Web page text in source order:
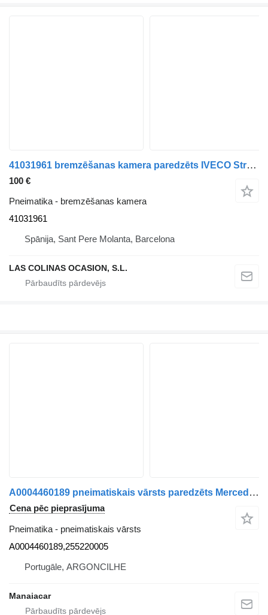
41031961 bremzēšanas kamera paredzēts IVECO Stralis (AS) mikroautobusa
100 €
Pneimatika - bremzēšanas kamera
41031961
Spānija, Sant Pere Molanta, Barcelona
LAS COLINAS OCASION, S.L.
A0004460189 pneimatiskais vārsts paredzēts Mercedes-Benz SPRINTER (905) | 95 mikroautobusa
Cena pēc pieprasījuma
Pneimatika - pneimatiskais vārsts
A0004460189,255220005
Portugāle, ARGONCILHE
Manaiacar